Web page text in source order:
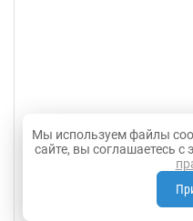
Световой поток – 4 400 лм
Потребляемая мощность
Мы используем файлы
сайте, вы соглашаетесь с